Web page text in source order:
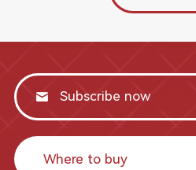
Where to buy